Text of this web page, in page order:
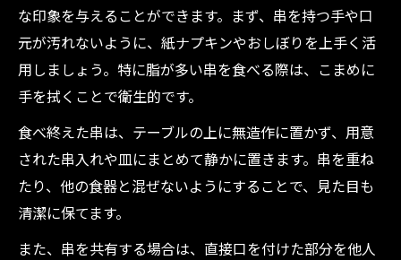
な印象を与えることができます。まず、串を持つ手や口
元が汚れないように、紙ナプキンやおしぼりを上手く活
用しましょう。特に脂が多い串を食べる際は、こまめに
手を拭くことで衛生的です。
食べ終えた串は、テーブルの上に無造作に置かず、用意
された串入れや皿にまとめて静かに置きます。串を重ね
たり、他の食器と混ぜないようにすることで、見た目も
清潔に保てます。
また、串を共有する場合は、直接口を付けた部分を他人